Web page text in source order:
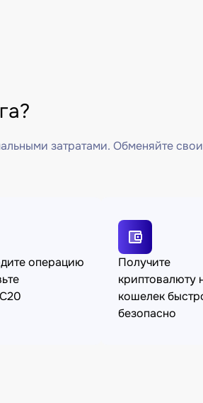
затратами. Обменяйте
операцию
Получите
криптовалюту
кошелек
безопасно